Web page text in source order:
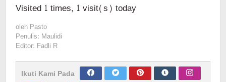
Visited 1 times, 1 visit(s) today
oleh Pasto
Penulis: Maulidi
Editor: Fadli R
Ikuti Kami Pada